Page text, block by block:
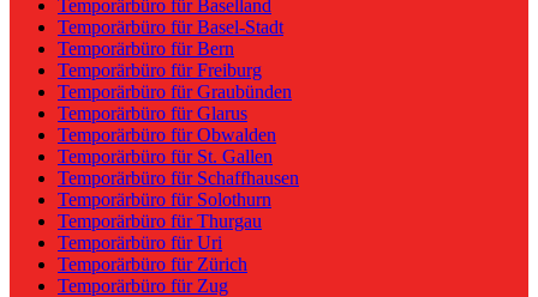
Temporärbüro für Baselland
Temporärbüro für Basel-Stadt
Temporärbüro für Bern
Temporärbüro für Freiburg
Temporärbüro für Graubünden
Temporärbüro für Glarus
Temporärbüro für Obwalden
Temporärbüro für St. Gallen
Temporärbüro für Schaffhausen
Temporärbüro für Solothurn
Temporärbüro für Thurgau
Temporärbüro für Uri
Temporärbüro für Zürich
Temporärbüro für Zug